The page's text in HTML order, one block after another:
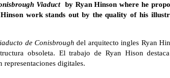
Viaduct by Ryan Hinson where he
work stands out by the quality of his
de Conisbrough del arquitecto ingles Ryan
obsoleta. El trabajo de Ryan Hison
digitales.